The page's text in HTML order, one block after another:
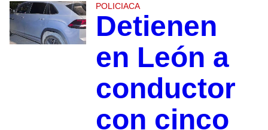
POLICIACA
Detienen
en León a
conductor
con cinco